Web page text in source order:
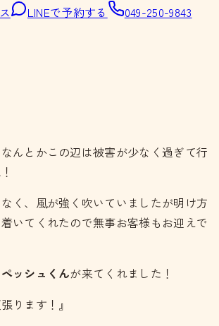
LINEで予約する 049-250-9843
んとかこの辺は被害が少なく過ぎて行
く、風が強く吹いていましたが明け方
いてくれたので無事お客様もお迎えで
ペッシュくんが来てくれました！
ります！』